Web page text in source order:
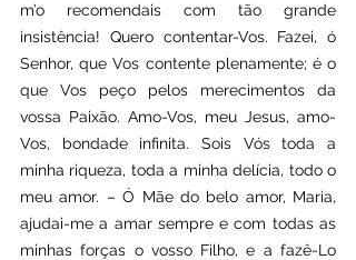
m’o recomendais com tão grande
insistência! Quero contentar-Vos. Fazei, ó
Senhor, que Vos contente plenamente; é o
que Vos peço pelos merecimentos da
vossa Paixão. Amo-Vos, meu Jesus, amo-
Vos, bondade infinita. Sois Vós toda a
minha riqueza, toda a minha delícia, todo o
meu amor. – Ó Mãe do belo amor, Maria,
ajudai-me a amar sempre e com todas as
minhas forças o vosso Filho, e a fazê-Lo